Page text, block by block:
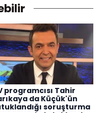
programcısı Tahir
da Küçük'ün
soruşturma